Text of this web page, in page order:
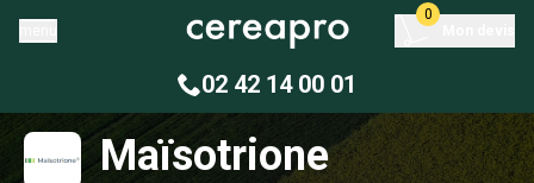
0
02 42 14 00 01
Maïsotrione